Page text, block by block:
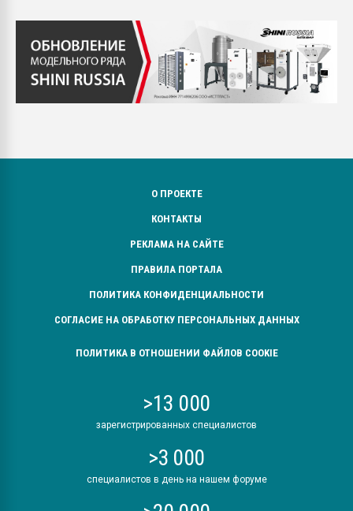
О ПРОЕКТЕ
КОНТАКТЫ
РЕКЛАМА НА САЙТЕ
ПРАВИЛА ПОРТАЛА
ПОЛИТИКА КОНФИДЕНЦИАЛЬНОСТИ
СОГЛАСИЕ НА ОБРАБОТКУ ПЕРСОНАЛЬНЫХ ДАННЫХ
ПОЛИТИКА В ОТНОШЕНИИ ФАЙЛОВ COOKIE
>13 000
зарегистрированных специалистов
>3 000
специалистов в день на нашем форуме